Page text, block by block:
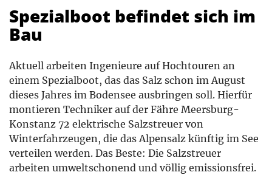
Spezialboot befindet sich im
Bau
Aktuell arbeiten Ingenieure auf Hochtouren an
einem Spezialboot, das das Salz schon im August
dieses Jahres im Bodensee ausbringen soll. Hierfür
montieren Techniker auf der Fähre Meersburg-
Konstanz 72 elektrische Salzstreuer von
Winterfahrzeugen, die das Alpensalz künftig im See
verteilen werden. Das Beste: Die Salzstreuer
arbeiten umweltschonend und völlig emissionsfrei.